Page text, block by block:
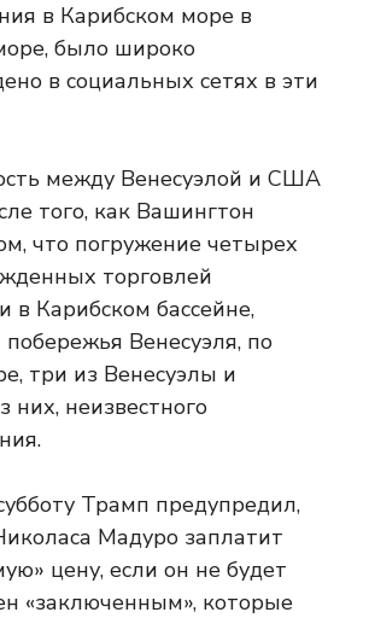
в Карибском море в
было широко
в социальных сетях в эти
между Венесуэлой и США
того, как Вашингтон
что погружение четырех
торговлей
в Карибском бассейне,
Венесуэля, по
три из Венесуэлы и
них, неизвестного
Трамп предупредил,
Мадуро заплатит
цену, если он не будет
«заключенным», которые